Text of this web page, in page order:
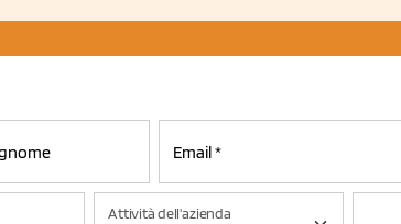
Attività dell'azienda